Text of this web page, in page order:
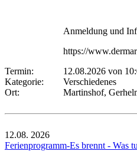
Anmeldung und
https://
Termin:
12.08.2026 von
Kategorie:
Verschiedenes
Ort:
Martinshof,
12.08. 2026
Ferienprogramm-Es brennt - Was